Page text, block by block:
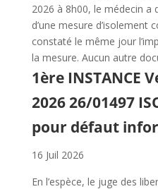
2026 à 8h00, le médecin a
d’une mesure d’isolement
constaté le même jour
la mesure. Aucun autre
1ère INSTANCE
2026 26/01497
pour défaut
16 Juil 2026
En l’espèce, le juge des